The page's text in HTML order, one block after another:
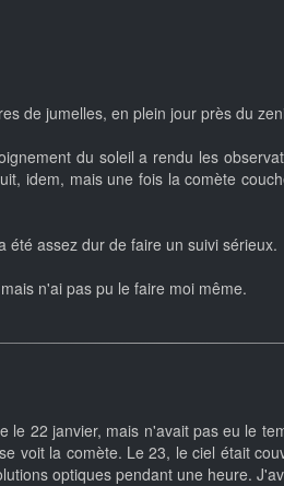
de jumelles, en plein jour près du
du soleil a rendu les
idem, mais une fois la comète
assez dur de faire un suivi sérieux.
n'ai pas pu le faire moi même.
22 janvier, mais n'avait pas eu le
voit la comète. Le 23, le ciel était
optiques pendant une heure.